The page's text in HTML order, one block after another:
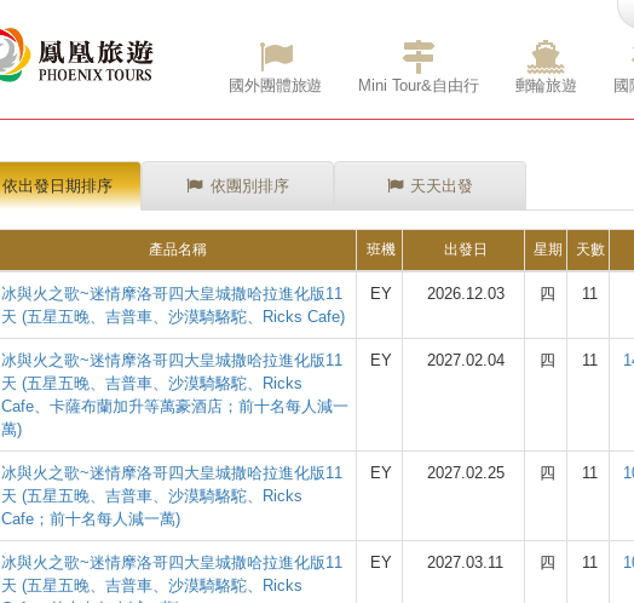
國外團體旅遊 Mini Tour&自由行 郵輪旅遊 國
依出發日期排序 依團別排序 天天出發
產品名稱 班機 出發日 星期 天數
冰與火之歌~迷情摩洛哥四大皇城撒哈拉進化版11
天 (五星五晚、吉普車、沙漠騎駱駝、Ricks Cafe)
EY 2026.12.03 四 11
冰與火之歌~迷情摩洛哥四大皇城撒哈拉進化版11
天 (五星五晚、吉普車、沙漠騎駱駝、Ricks
Cafe、卡薩布蘭加升等萬豪酒店；前十名每人減一
萬)
EY 2027.02.04 四 11
冰與火之歌~迷情摩洛哥四大皇城撒哈拉進化版11
天 (五星五晚、吉普車、沙漠騎駱駝、Ricks
Cafe；前十名每人減一萬)
EY 2027.02.25 四 11
冰與火之歌~迷情摩洛哥四大皇城撒哈拉進化版11
天 (五星五晚、吉普車、沙漠騎駱駝、Ricks
EY 2027.03.11 四 11